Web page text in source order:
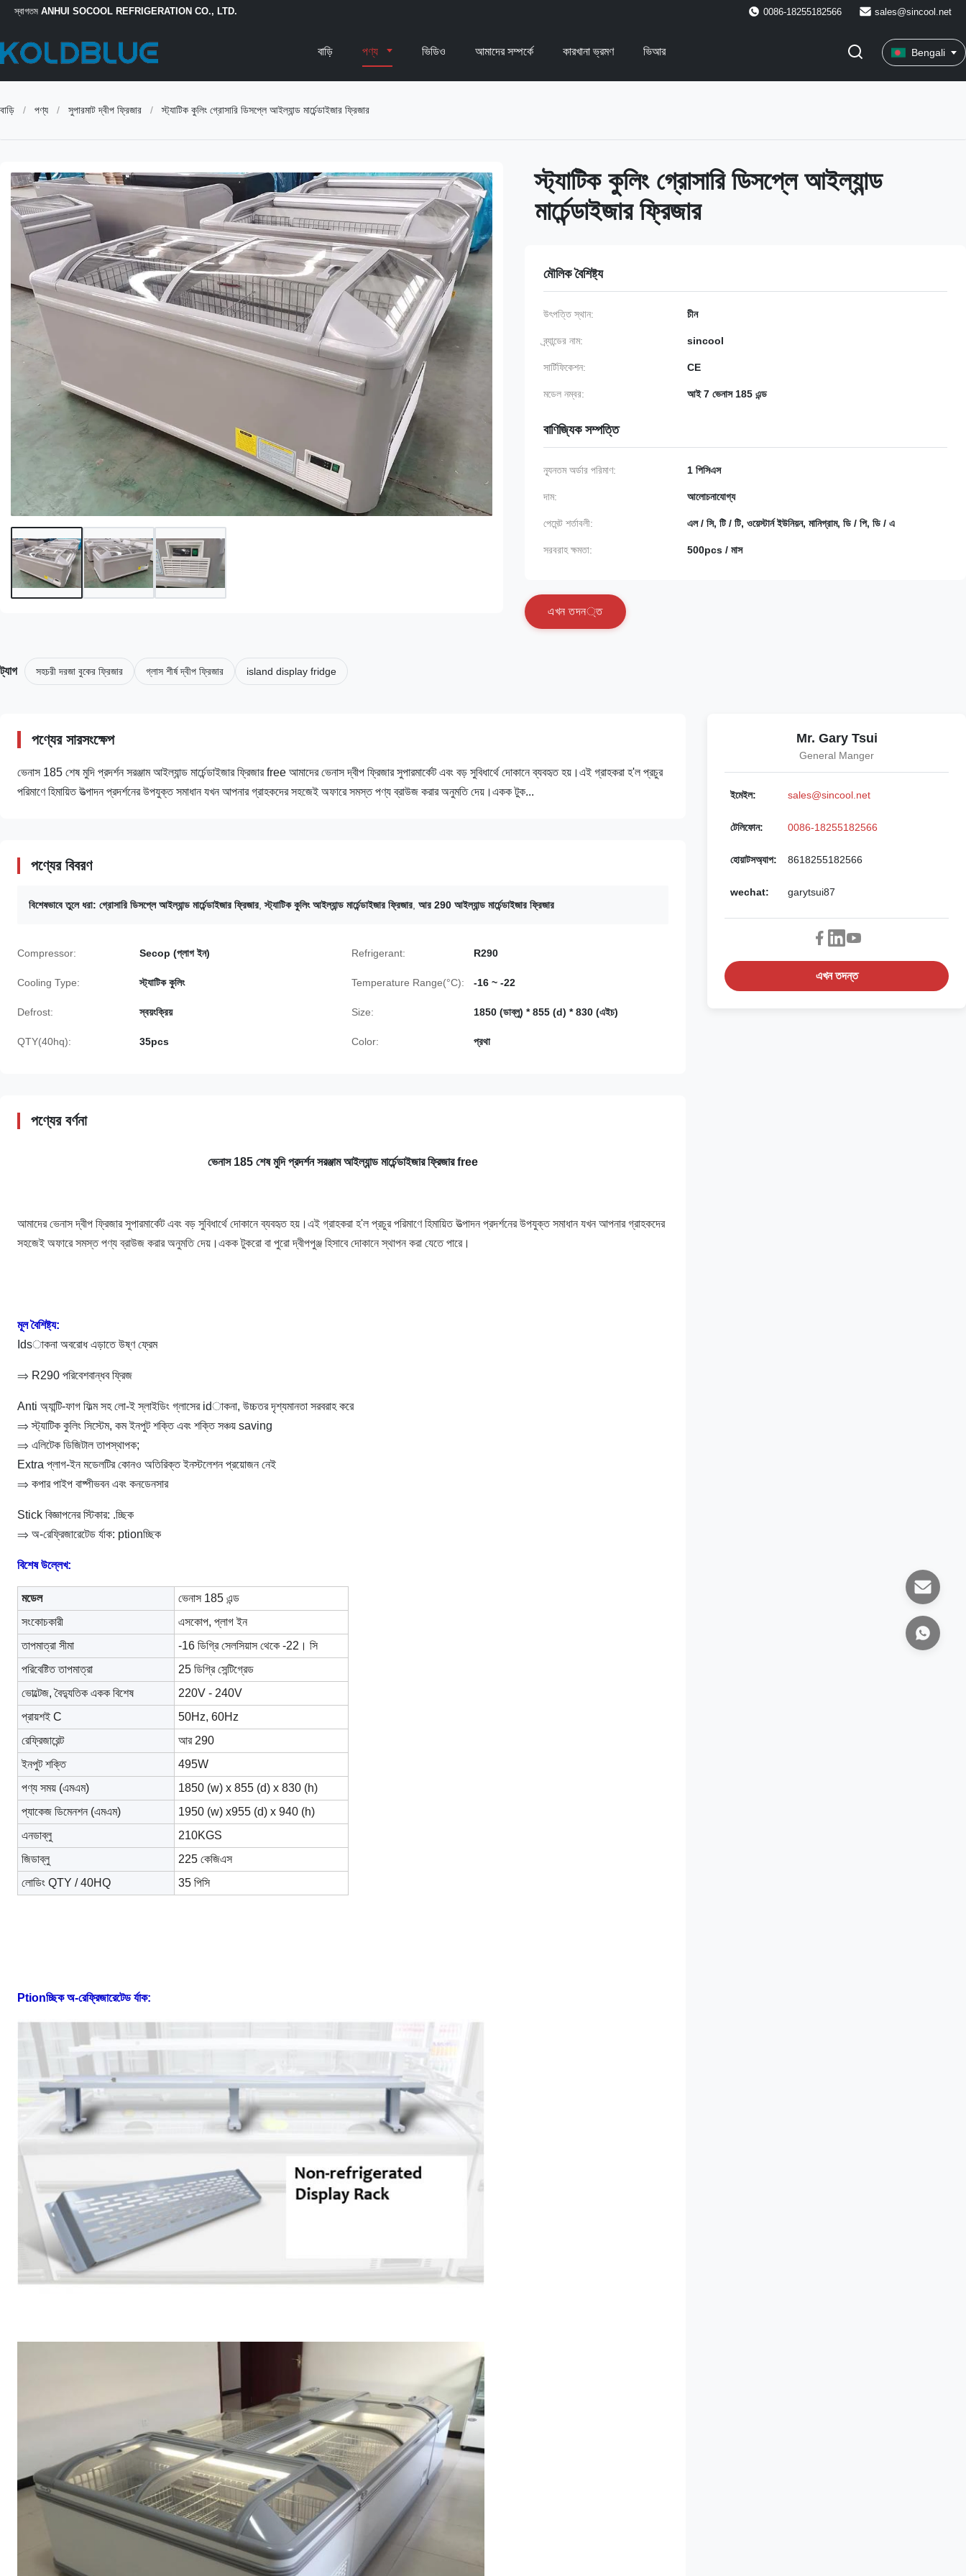
স্বাগতম ANHUI SOCOOL REFRIGERATION CO., LTD. 0086-18255182566 sales@sincool.net
বাড়ি পণ্য ভিডিও আমাদের সম্পর্কে কারখানা ভ্রমণ ভিআর Bengali
বাড়ি / পণ্য / সুপারমাট দ্বীপ ফ্রিজার / স্ট্যাটিক কুলিং গ্রোসারি ডিসপ্লে আইল্যান্ড মার্চেন্ডাইজার ফ্রিজার
স্ট্যাটিক কুলিং গ্রোসারি ডিসপ্লে আইল্যান্ড
মার্চেন্ডাইজার ফ্রিজার
মৌলিক বৈশিষ্ট্য
উৎপত্তি স্থান: চীন
ব্র্যান্ডের নাম: sincool
সার্টিফিকেশন: CE
মডেল নম্বর: আই 7 ভেনাস 185 এন্ড
বাণিজ্যিক সম্পত্তি
ন্যূনতম অর্ডার পরিমাণ: 1 পিসিএস
দাম: আলোচনাযোগ্য
পেমেন্ট শর্তাবলী: এল / সি, টি / টি, ওয়েস্টার্ন ইউনিয়ন, মানিগ্রাম, ডি / পি, ডি / এ
সরবরাহ ক্ষমতা: 500pcs / মাস
এখন তদন্ত
ট্যাগ সহচরী দরজা বুকের ফ্রিজার গ্লাস শীর্ষ দ্বীপ ফ্রিজার island display fridge
পণ্যের সারসংক্ষেপ
ভেনাস 185 শেষ মুদি প্রদর্শন সরঞ্জাম আইল্যান্ড মার্চেন্ডাইজার ফ্রিজার free আমাদের ভেনাস দ্বীপ ফ্রিজার সুপারমার্কেট এবং বড় সুবিধার্থে দোকানে ব্যবহৃত হয়।এই গ্রাহকরা হ'ল প্রচুর
পরিমাণে হিমায়িত উত্পাদন প্রদর্শনের উপযুক্ত সমাধান যখন আপনার গ্রাহকদের সহজেই অফারে সমস্ত পণ্য ব্রাউজ করার অনুমতি দেয়।একক টুক...
পণ্যের বিবরণ
বিশেষভাবে তুলে ধরা: গ্রোসারি ডিসপ্লে আইল্যান্ড মার্চেন্ডাইজার ফ্রিজার ,স্ট্যাটিক কুলিং আইল্যান্ড মার্চেন্ডাইজার ফ্রিজার আর 290 আইল্যান্ড মার্চেন্ডাইজার ফ্রিজার
Compressor: Secop (প্লাগ ইন) Refrigerant: R290
Cooling Type: স্ট্যাটিক কুলিং Temperature Range(°C): -16 ~ -22
Defrost: স্বয়ংক্রিয় Size: 1850 (ডাব্লু) * 855 (d) * 830 (এইচ)
QTY(40hq): 35pcs Color: প্রথা
পণ্যের বর্ণনা
ভেনাস 185 শেষ মুদি প্রদর্শন সরঞ্জাম আইল্যান্ড মার্চেন্ডাইজার ফ্রিজার free
আমাদের ভেনাস দ্বীপ ফ্রিজার সুপারমার্কেট এবং বড় সুবিধার্থে দোকানে ব্যবহৃত হয়।এই গ্রাহকরা হ'ল প্রচুর পরিমাণে হিমায়িত উত্পাদন প্রদর্শনের উপযুক্ত সমাধান যখন আপনার গ্রাহকদের
সহজেই অফারে সমস্ত পণ্য ব্রাউজ করার অনুমতি দেয়।একক টুকরো বা পুরো দ্বীপপুঞ্জ হিসাবে দোকানে স্থাপন করা যেতে পারে।
মূল বৈশিষ্ট্য:
Idsাকনা অবরোধ এড়াতে উষ্ণ ফ্রেম
⇒ R290 পরিবেশবান্ধব ফ্রিজ
Anti অ্যান্টি-ফাগ ফিল্ম সহ লো-ই স্লাইডিং গ্লাসের idাকনা, উচ্চতর দৃশ্যমানতা সরবরাহ করে
⇒ স্ট্যাটিক কুলিং সিস্টেম, কম ইনপুট শক্তি এবং শক্তি সঞ্চয় saving
⇒ এলিটেক ডিজিটাল তাপস্থাপক;
Extra প্লাগ-ইন মডেলটির কোনও অতিরিক্ত ইনস্টলেশন প্রয়োজন নেই
⇒ কপার পাইপ বাষ্পীভবন এবং কনডেনসার
Stick বিজ্ঞাপনের স্টিকার: .চ্ছিক
⇒ অ-রেফ্রিজারেটেড র্যাক: ptionচ্ছিক
বিশেষ উল্লেখ:
মডেল
ভেনাস 185 এন্ড
সংকোচকারী
এসকোপ, প্লাগ ইন
তাপমাত্রা সীমা
-16 ডিগ্রি সেলসিয়াস থেকে -22 । সি
পরিবেষ্টিত তাপমাত্রা
25 ডিগ্রি সেন্টিগ্রেড
ভোল্টেজ, বৈদ্যুতিক একক বিশেষ
220V - 240V
প্রায়শই C
50Hz, 60Hz
রেফ্রিজারেন্ট
আর 290
ইনপুট শক্তি
495W
পণ্য সময় (এমএম)
1850 (w) x 855 (d) x 830 (h)
প্যাকেজ ডিমেনশন (এমএম)
1950 (w) x955 (d) x 940 (h)
এনডাব্লু
210KGS
জিডাব্লু
225 কেজিএস
লোডিং QTY / 40HQ
35 পিসি
Ptionচ্ছিক অ-রেফ্রিজারেটেড র্যাক:
Mr. Gary Tsui
General Manger
ইমেইল: sales@sincool.net
টেলিফোন: 0086-18255182566
হোয়াটসঅ্যাপ: 8618255182566
wechat: garytsui87
এখন তদন্ত